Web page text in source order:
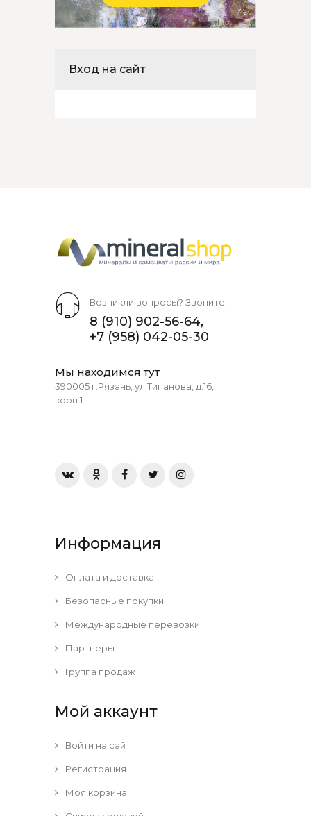
Вход на сайт
Возникли вопросы? Звоните!
8 (910) 902-56-64,
+7 (958) 042-05-30
Мы находимся тут
390005 г.Рязань, ул.Типанова, д.16,
корп.1
Информация
Оплата и доставка
Безопасные покупки
Международные перевозки
Партнеры
Группа продаж
Мой аккаунт
Войти на сайт
Регистрация
Моя корзина